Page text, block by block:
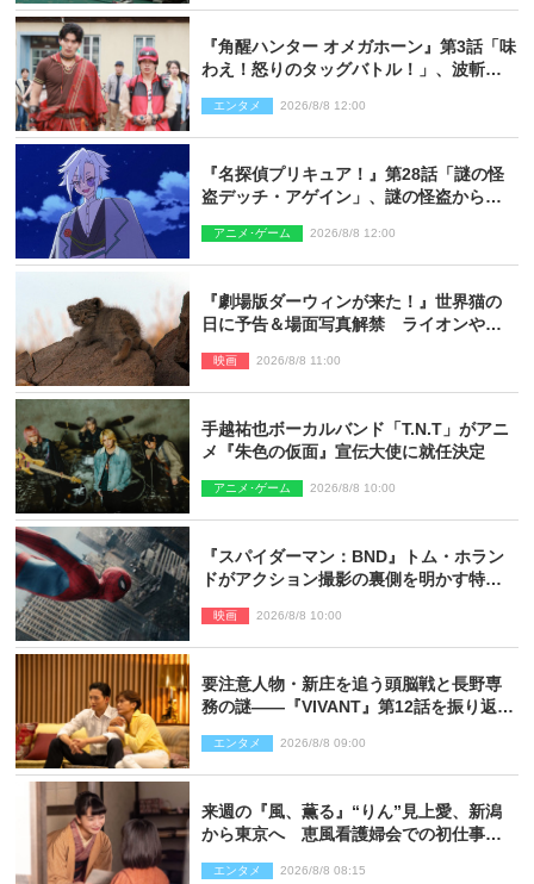
『角醒ハンター オメガホーン』第3話「味
わえ！怒りのタッグバトル！」、波斬の
エンタメ 2026/8/8 12:00
『名探偵プリキュア！』第28話「謎の怪
盗デッチ・アゲイン」、謎の怪盗から不
アニメ･ゲーム 2026/8/8 12:00
『劇場版ダーウィンが来た！』世界猫の
日に予告＆場面写真解禁 ライオンやマ
映画 2026/8/8 11:00
手越祐也ボーカルバンド「T.N.T」がアニ
メ『朱色の仮面』宣伝大使に就任決定
アニメ･ゲーム 2026/8/8 10:00
『スパイダーマン：BND』トム・ホラン
ドがアクション撮影の裏側を明かす特別
映画 2026/8/8 10:00
要注意人物・新庄を追う頭脳戦と長野専
務の謎――『VIVANT』第12話を振り返
エンタメ 2026/8/8 09:00
来週の『風、薫る』“りん”見上愛、新潟
から東京へ 恵風看護婦会での初仕事に
エンタメ 2026/8/8 08:15